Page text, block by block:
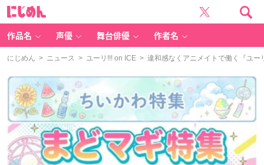
作品名 声優 舞台俳優 作者名
にじめん > ニュース > ユーリ!!! on ICE > 違和感なくアニメイトで働く『ユー